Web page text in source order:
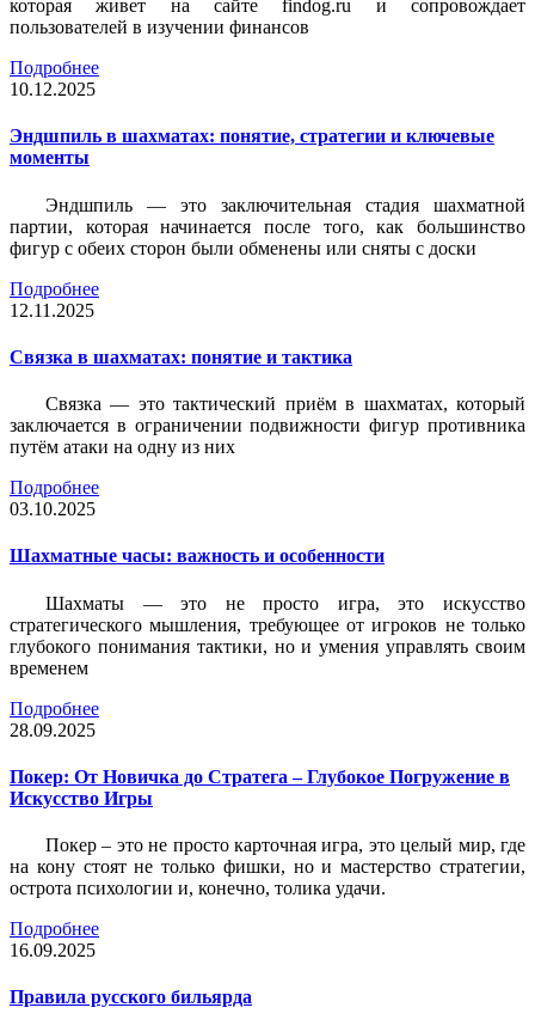
которая живет на сайте findog.ru и сопровождает
пользователей в изучении финансов
Подробнее
10.12.2025
Эндшпиль в шахматах: понятие, стратегии и ключевые
моменты
Эндшпиль — это заключительная стадия шахматной
партии, которая начинается после того, как большинство
фигур с обеих сторон были обменены или сняты с доски
Подробнее
12.11.2025
Связка в шахматах: понятие и тактика
Связка — это тактический приём в шахматах, который
заключается в ограничении подвижности фигур противника
путём атаки на одну из них
Подробнее
03.10.2025
Шахматные часы: важность и особенности
Шахматы — это не просто игра, это искусство
стратегического мышления, требующее от игроков не только
глубокого понимания тактики, но и умения управлять своим
временем
Подробнее
28.09.2025
Покер: От Новичка до Стратега – Глубокое Погружение в
Искусство Игры
Покер – это не просто карточная игра, это целый мир, где
на кону стоят не только фишки, но и мастерство стратегии,
острота психологии и, конечно, толика удачи.
Подробнее
16.09.2025
Правила русского бильярда